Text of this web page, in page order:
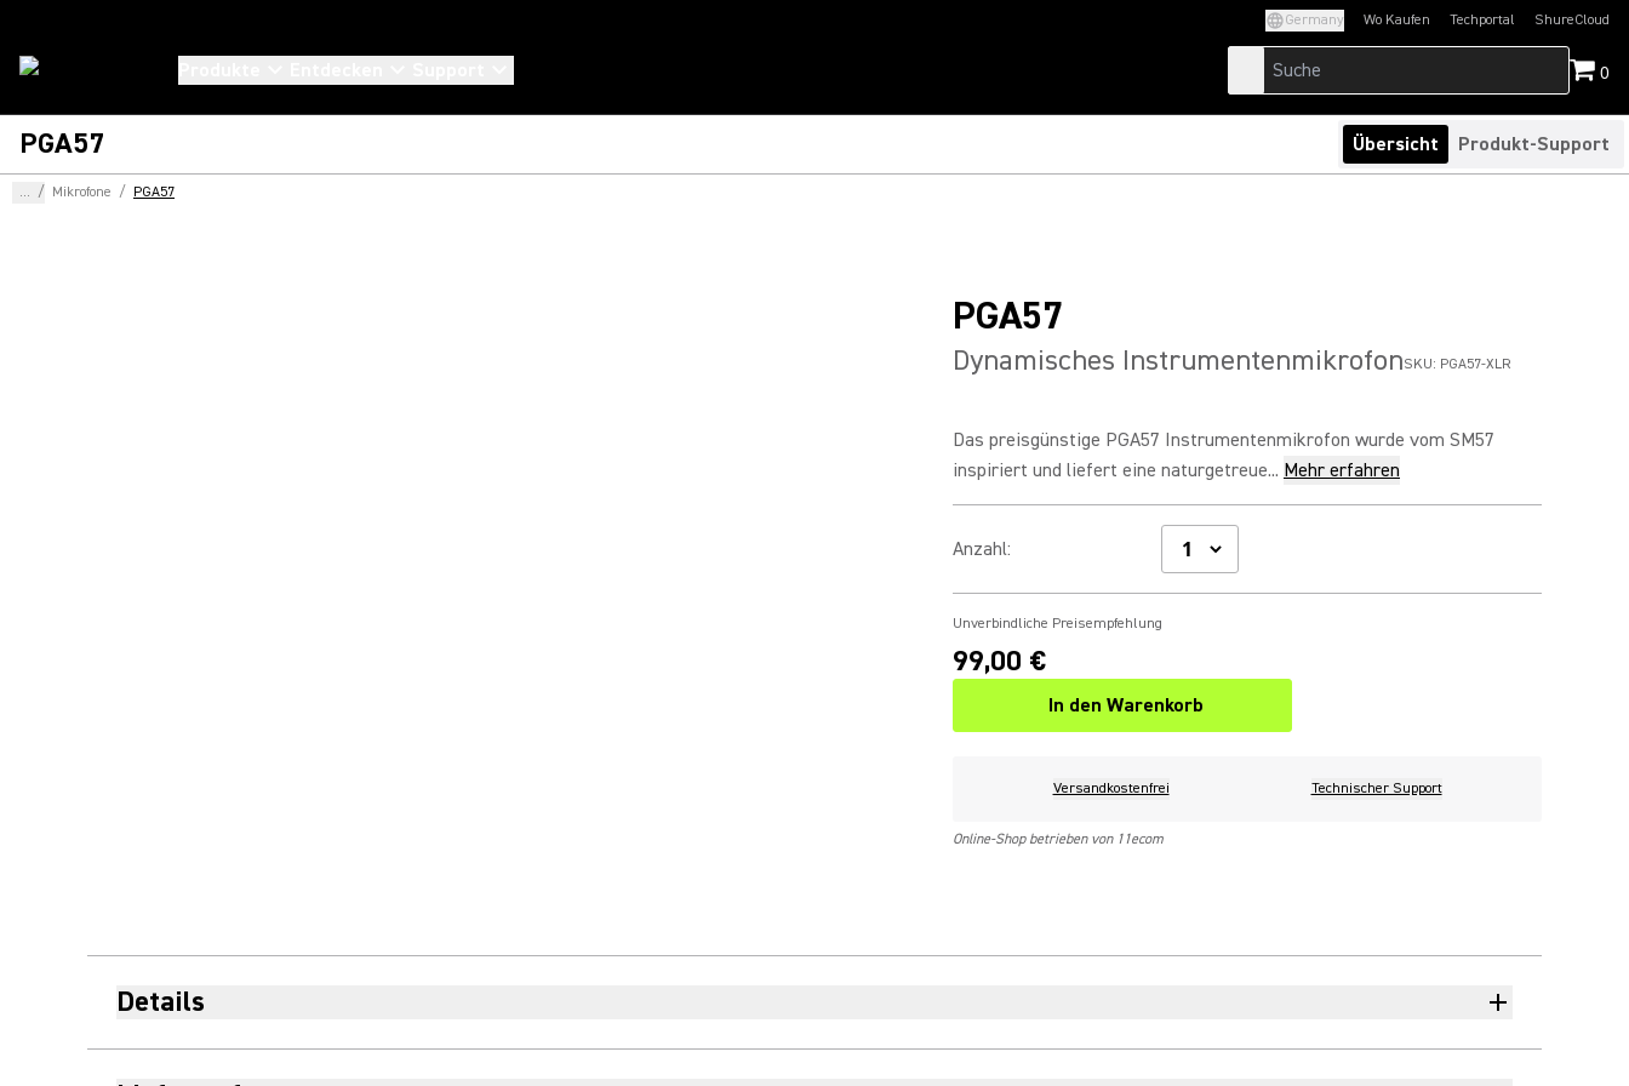
Germany Wo Kaufen Techportal
(Opens in a new tab)ShureCloud
(Opens in a new
0
PGA57 Übersicht Produkt-Support
... / Mikrofone / PGA57
PGA57
Dynamisches InstrumentenmikrofonSKU: PGA57-XLR
Das preisgünstige PGA57 Instrumentenmikrofon wurde vom SM57
inspiriert und liefert eine naturgetreue... Mehr erfahren
Anzahl:
Unverbindliche Preisempfehlung
99,00 €
In den Warenkorb
Versandkostenfrei Technischer Support
Online-Shop betrieben von 11ecom
Details